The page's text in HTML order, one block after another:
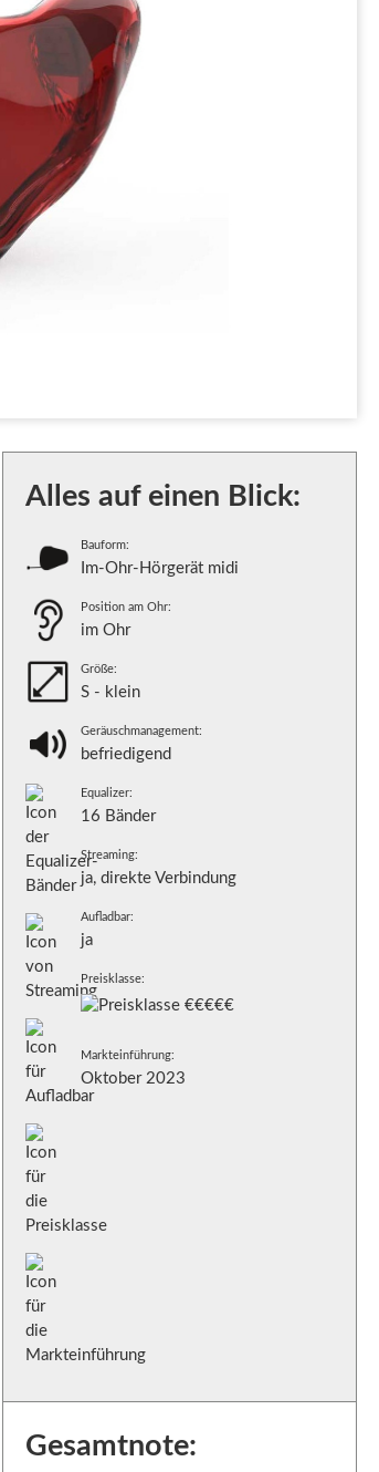
Alles auf einen Blick:
Bauform:
Im-Ohr-Hörgerät midi
Position am Ohr:
im Ohr
Größe:
S - klein
Geräuschmanagement:
befriedigend
Equalizer:
16 Bänder
Streaming:
ja, direkte Verbindung
Aufladbar:
ja
Preisklasse:
Markteinführung:
Oktober 2023
Gesamtnote: